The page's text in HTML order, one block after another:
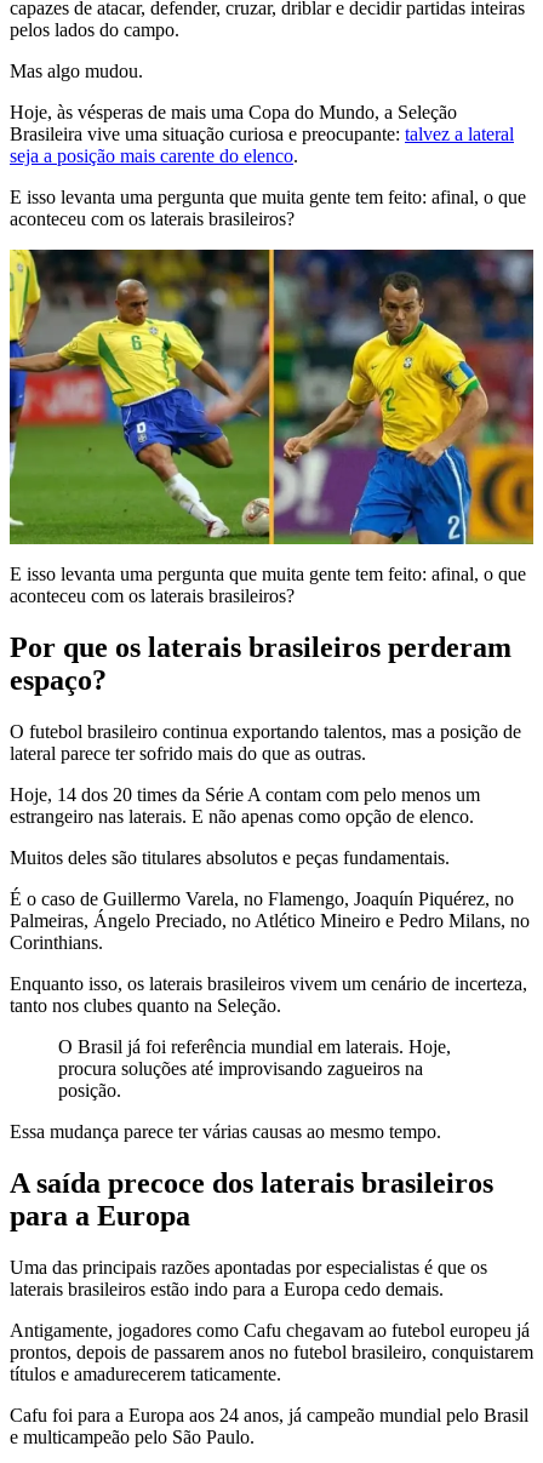
capazes de atacar, defender, cruzar, driblar e decidir partidas inteiras
pelos lados do campo.
Mas algo mudou.
Hoje, às vésperas de mais uma Copa do Mundo, a Seleção
Brasileira vive uma situação curiosa e preocupante: talvez a lateral
seja a posição mais carente do elenco.
E isso levanta uma pergunta que muita gente tem feito: afinal, o que
aconteceu com os laterais brasileiros?
E isso levanta uma pergunta que muita gente tem feito: afinal, o que
aconteceu com os laterais brasileiros?
Por que os laterais brasileiros perderam
espaço?
O futebol brasileiro continua exportando talentos, mas a posição de
lateral parece ter sofrido mais do que as outras.
Hoje, 14 dos 20 times da Série A contam com pelo menos um
estrangeiro nas laterais. E não apenas como opção de elenco.
Muitos deles são titulares absolutos e peças fundamentais.
É o caso de Guillermo Varela, no Flamengo, Joaquín Piquérez, no
Palmeiras, Ángelo Preciado, no Atlético Mineiro e Pedro Milans, no
Corinthians.
Enquanto isso, os laterais brasileiros vivem um cenário de incerteza,
tanto nos clubes quanto na Seleção.
O Brasil já foi referência mundial em laterais. Hoje,
procura soluções até improvisando zagueiros na
posição.
Essa mudança parece ter várias causas ao mesmo tempo.
A saída precoce dos laterais brasileiros
para a Europa
Uma das principais razões apontadas por especialistas é que os
laterais brasileiros estão indo para a Europa cedo demais.
Antigamente, jogadores como Cafu chegavam ao futebol europeu já
prontos, depois de passarem anos no futebol brasileiro, conquistarem
títulos e amadurecerem taticamente.
Cafu foi para a Europa aos 24 anos, já campeão mundial pelo Brasil
e multicampeão pelo São Paulo.